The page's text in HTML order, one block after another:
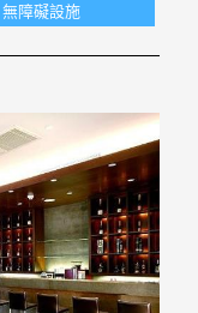
無障礙設施